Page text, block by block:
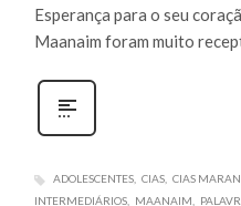
Esperança para o seu
Maanaim foram muito
ADOLESCENTES CIAS CIAS
INTERMEDIÁRIOS
MAANAIM